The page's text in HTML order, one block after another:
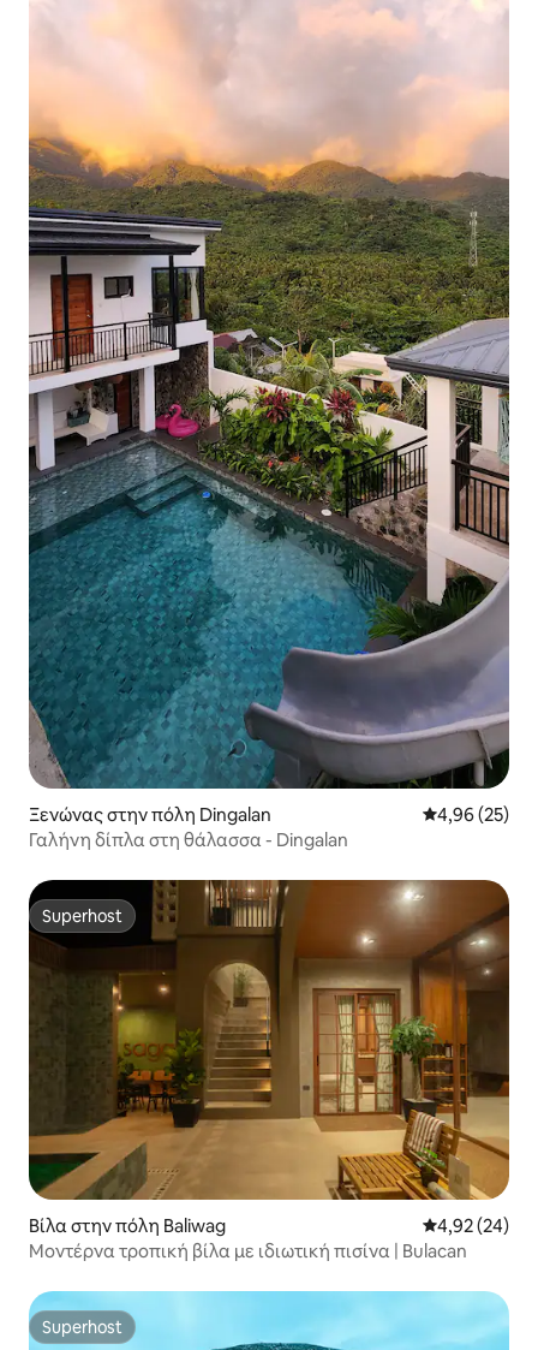
Ξενώνας στην πόλη Dingalan Μέση
4,96 (25)
Γαλήνη δίπλα στη θάλασσα - Dingalan
Superhost
Superhost
Βίλα στην πόλη Baliwag Μέση
4,92 (24)
Μοντέρνα τροπική βίλα με ιδιωτική πισίνα | Bulacan
Superhost
Superhost